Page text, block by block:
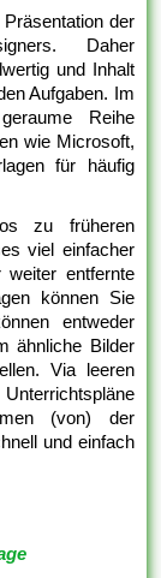
der
Daher
und Inhalt
Aufgaben. Im
Reihe
wie Microsoft,
für häufig
zu früheren
viel einfacher
entfernte
können Sie
entweder
ähnliche Bilder
Via leeren
(von) der
und einfach